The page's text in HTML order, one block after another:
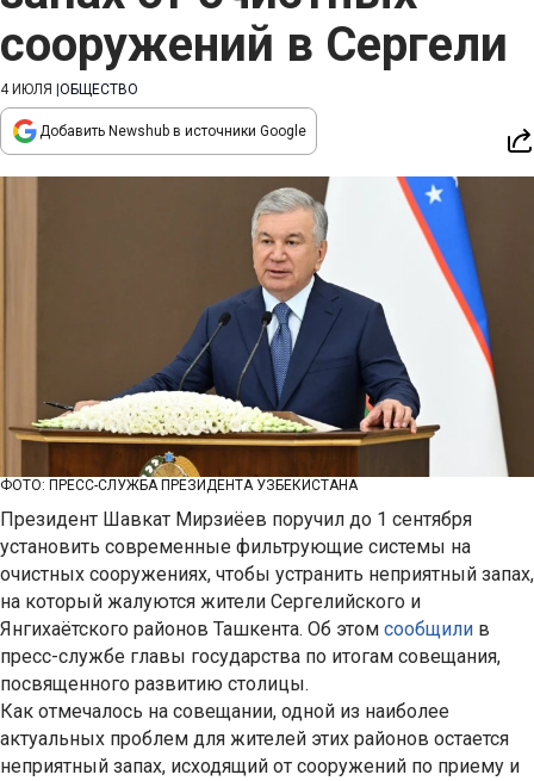
сооружений в Сергели
4 ИЮЛЯ ОБЩЕСТВО
Добавить Newshub в источники Google
ФОТО: ПРЕСС-СЛУЖБА ПРЕЗИДЕНТА УЗБЕКИСТАНА
Президент Шавкат Мирзиёев поручил до 1 сентября
установить современные фильтрующие системы на
очистных сооружениях, чтобы устранить неприятный запах,
на который жалуются жители Сергелийского и
Янгихаётского районов Ташкента. Об этом сообщили в
пресс-службе главы государства по итогам совещания,
посвященного развитию столицы.
Как отмечалось на совещании, одной из наиболее
актуальных проблем для жителей этих районов остается
неприятный запах, исходящий от сооружений по приему и